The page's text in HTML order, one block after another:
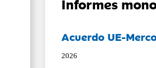
Acuerdo UE-
2026